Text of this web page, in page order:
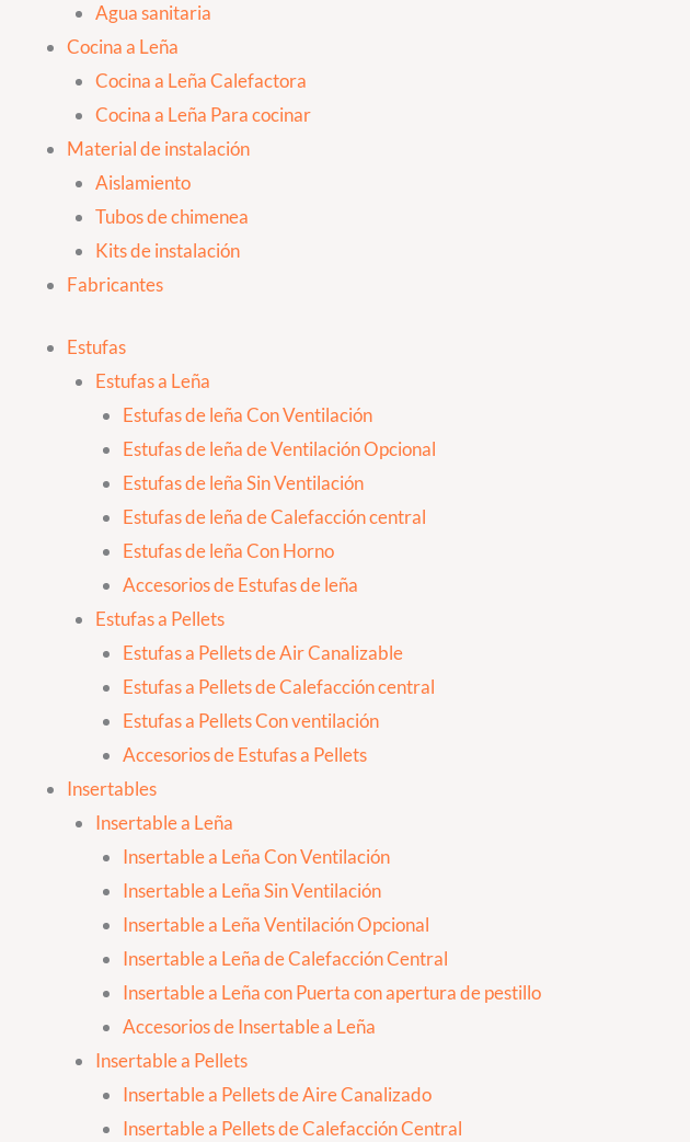
Agua sanitaria
Cocina a Leña
Cocina a Leña Calefactora
Cocina a Leña Para cocinar
Material de instalación
Aislamiento
Tubos de chimenea
Kits de instalación
Fabricantes
Estufas
Estufas a Leña
Estufas de leña Con Ventilación
Estufas de leña de Ventilación Opcional
Estufas de leña Sin Ventilación
Estufas de leña de Calefacción central
Estufas de leña Con Horno
Accesorios de Estufas de leña
Estufas a Pellets
Estufas a Pellets de Air Canalizable
Estufas a Pellets de Calefacción central
Estufas a Pellets Con ventilación
Accesorios de Estufas a Pellets
Insertables
Insertable a Leña
Insertable a Leña Con Ventilación
Insertable a Leña Sin Ventilación
Insertable a Leña Ventilación Opcional
Insertable a Leña de Calefacción Central
Insertable a Leña con Puerta con apertura de pestillo
Accesorios de Insertable a Leña
Insertable a Pellets
Insertable a Pellets de Aire Canalizado
Insertable a Pellets de Calefacción Central